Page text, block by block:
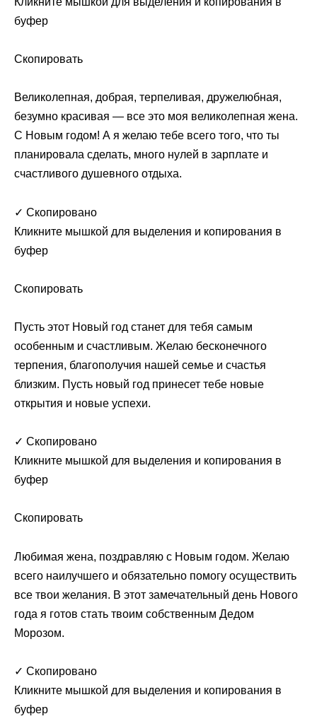
буфер
Скопировать
Великолепная, добрая, терпеливая, дружелюбная,
безумно красивая — все это моя великолепная жена.
С Новым годом! А я желаю тебе всего того, что ты
планировала сделать, много нулей в зарплате и
счастливого душевного отдыха.
✓ Скопировано
Кликните мышкой для выделения и копирования в
буфер
Скопировать
Пусть этот Новый год станет для тебя самым
особенным и счастливым. Желаю бесконечного
терпения, благополучия нашей семье и счастья
близким. Пусть новый год принесет тебе новые
открытия и новые успехи.
✓ Скопировано
Кликните мышкой для выделения и копирования в
буфер
Скопировать
Любимая жена, поздравляю с Новым годом. Желаю
всего наилучшего и обязательно помогу осуществить
все твои желания. В этот замечательный день Нового
года я готов стать твоим собственным Дедом
Морозом.
✓ Скопировано
Кликните мышкой для выделения и копирования в
буфер